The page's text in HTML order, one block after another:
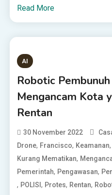
Read More
AI
Robotic
Mengancam Kota
Rentan
30 November 2022
Drone, Francisco, Keamanan,
Kurang Mematikan,
Pemerintah, Pengawasan,
, POLISI, Protes, Rentan,